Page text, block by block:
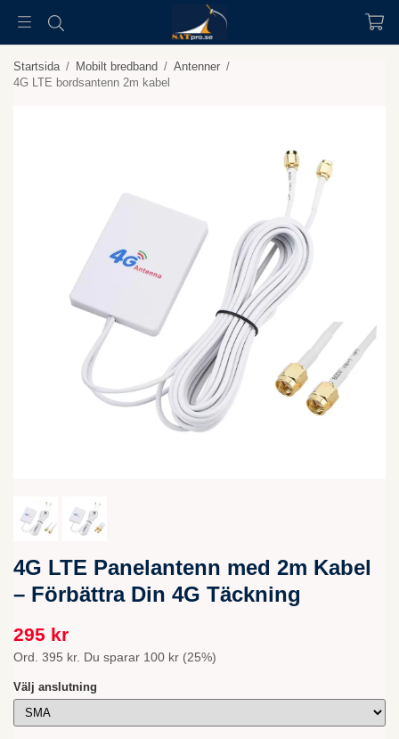
Startsida / Mobilt bredband / Antenner /
4G LTE bordsantenn 2m kabel
4G LTE Panelantenn med 2m Kabel
– Förbättra Din 4G Täckning
295 kr
Ord. 395 kr. Du sparar 100 kr (25%)
Välj anslutning